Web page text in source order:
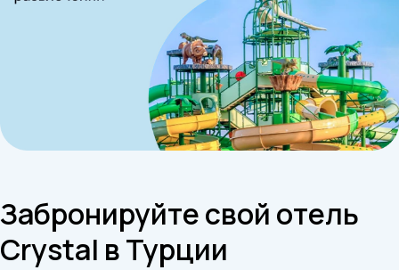
Забронируйте свой отель
Crystal в Турции